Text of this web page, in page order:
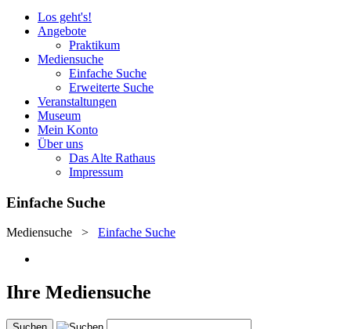
Los geht's!
Angebote
Praktikum
Mediensuche
Einfache Suche
Erweiterte Suche
Veranstaltungen
Museum
Mein Konto
Über uns
Das Alte Rathaus
Impressum
Einfache Suche
Mediensuche > Einfache Suche
Ihre Mediensuche